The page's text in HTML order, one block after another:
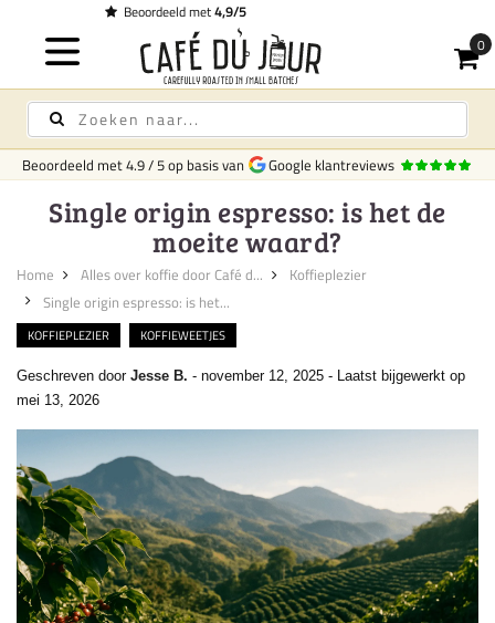
Beoordeeld met4.9/5op basis van Google klantreviews
Single origin espresso: is het de
moeite waard?
Home Alles over koffie door Café d...
Koffieplezier
Single origin espresso: is het...
KOFFIEPLEZIER KOFFIEWEETJES
Geschreven door Jesse B. - november 12, 2025 - Laatst bijgewerkt op
mei 13, 2026